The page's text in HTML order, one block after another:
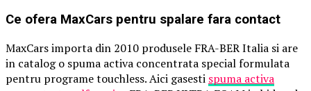
Ce ofera MaxCars pentru spalare fara contact
MaxCars importa din 2010 produsele FRA-BER Italia si are
in catalog o spuma activa concentrata special formulata
pentru programe touchless. Aici gasesti spuma activa